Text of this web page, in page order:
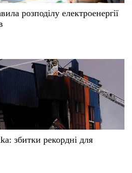
розподілу електроенергії
збитки рекордні для